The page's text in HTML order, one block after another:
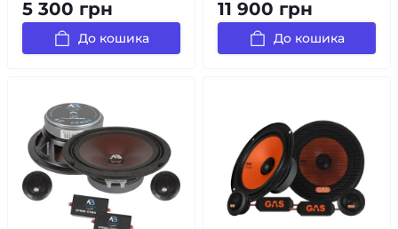
5 300 грн
До кошика
11 900 грн
До кошика